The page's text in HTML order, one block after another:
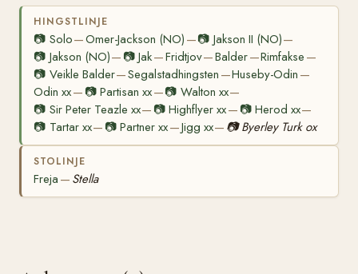
HINGSTLINJE
📷 Solo—Omer-Jackson (NO) —📷 Jakson II (NO)—
📷 Jakson (NO)— 📷Jak—Fridtjov—Balder—Rimfakse —
📷 Veikle Balder—Segalstadhingsten —Huseby-Odin —
Odin xx— 📷Partisan xx—📷 Walton xx—
📷 Sir Peter Teazle xx— 📷Highflyer xx— 📷 Herod xx—
📷 Tartar xx— 📷Partner xx—Jigg xx— 📷 Byerley Turk ox
STOLINJE
Freja — Stella